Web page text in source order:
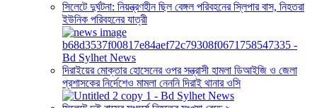
সিলেটে দুর্ঘটনা: নিয়ন্ত্রণহীন ছিল বেঙ্গল পরিবহনের স্লিপার বাস, নিহতরা
ইউনিক পরিবহনের যাত্রী
দিরাইয়ের মোক্তার হোসেনের ওপর সন্ত্রাসী হামলা ডিআইজি ও জেলা
প্রশাসকের নির্দেশেও মামলা নেননি দিরাই থানার ওসি